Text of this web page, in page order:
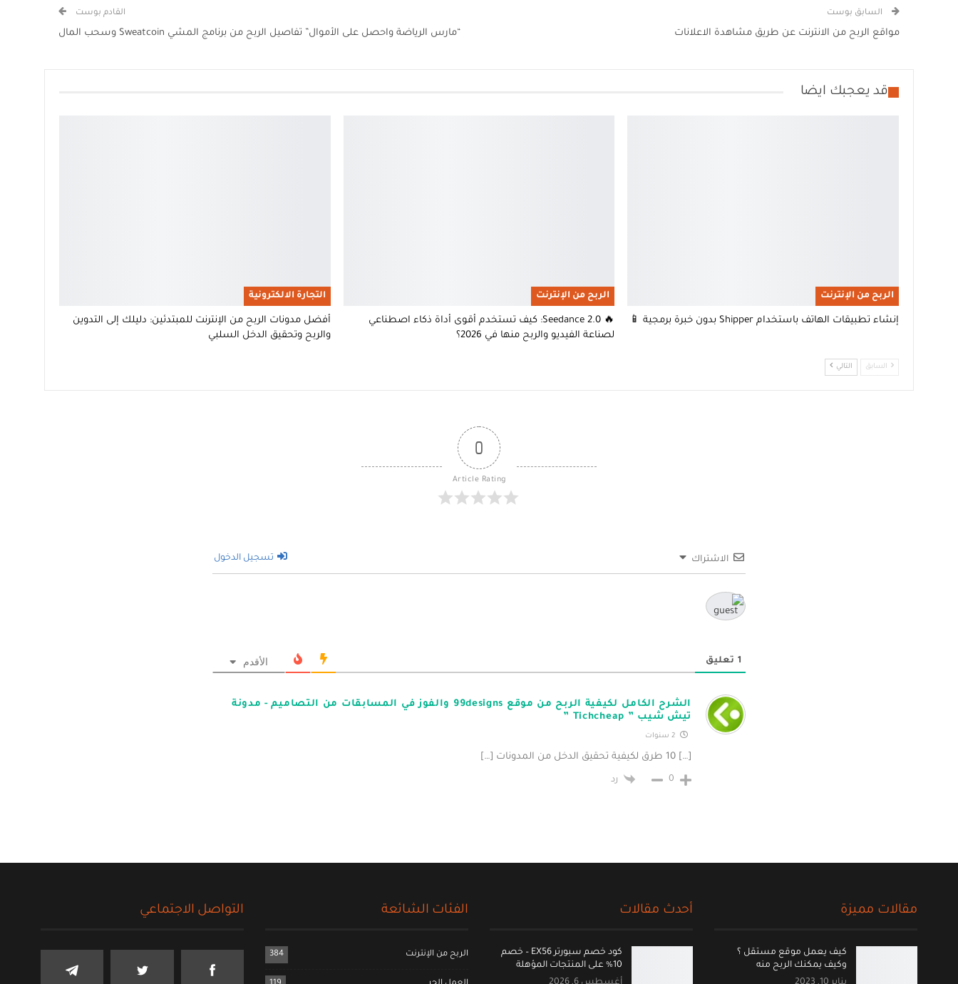
السابق بوست
مواقع الربح من الانترنت عن طريق مشاهدة الاعلانات
القادم بوست
“مارس الرياضة واحصل على الأموال” تفاصيل الربح من برنامج المشي Sweatcoin وسحب المال
قد يعجبك ايضا
الربح من الإنترنت
إنشاء تطبيقات الهاتف باستخدام Shipper بدون خبرة برمجية 📱
الربح من الإنترنت
🔥 Seedance 2.0: كيف تستخدم أقوى أداة ذكاء اصطناعي
لصناعة الفيديو والربح منها في 2026؟
التجارة الالكترونية
أفضل مدونات الربح من الإنترنت للمبتدئين: دليلك إلى التدوين
والربح وتحقيق الدخل السلبي
السابق التالي
0
Article Rating
الاشتراك تسجيل الدخول
1 تعليق الأقدم
الشرح الكامل لكيفية الربح من موقع 99designs والفوز في المسابقات من التصاميم - مدونة
تيش شيب ” Tichcheap ”
[…] 10 طرق لكيفية تحقيق الدخل من المدونات […]
0 رد
مقالات مميزة
كيف يعمل موقع مستقل ؟
وكيف يمكنك الربح منه
أحدث مقالات
كود خصم سبورتر EX56 – خصم
10% على المنتجات المؤهلة
الفئات الشائعة
الربح من الإنترنت 384
التواصل الاجتماعي